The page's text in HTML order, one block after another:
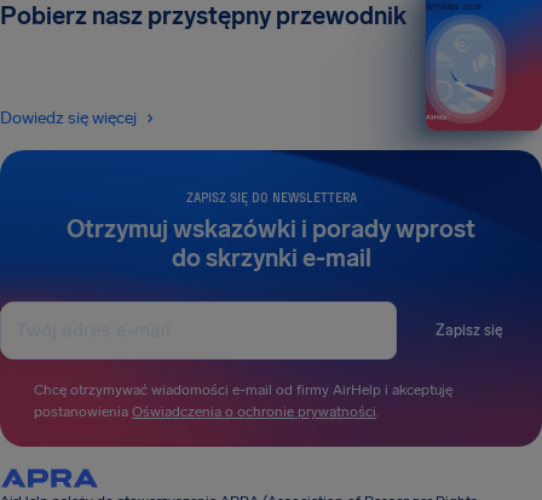
ZAPISZ SIĘ DO NEWSLETTERA
Otrzymuj wskazówki i porady wprost
do skrzynki e-mail
Zapisz się
Chcę otrzymywać wiadomości e-mail od firmy AirHelp i akceptuję
postanowienia Oświadczenia o ochronie prywatności.
Pobierz nasz przystępny przewodnik
Dowiedz się więcej
WYDANIE 2026